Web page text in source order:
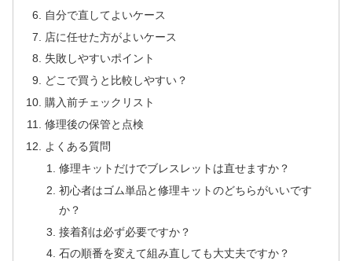
自分で直してよいケース
店に任せた方がよいケース
失敗しやすいポイント
どこで買うと比較しやすい？
購入前チェックリスト
修理後の保管と点検
よくある質問
修理キットだけでブレスレットは直せますか？
初心者はゴム単品と修理キットのどちらがいいです
か？
接着剤は必ず必要ですか？
石の順番を変えて組み直しても大丈夫ですか？